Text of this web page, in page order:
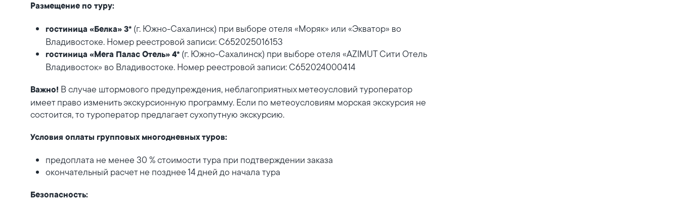
Размещение по туру:
гостиница «Белка» 3* (г. Южно-Сахалинск) при выборе отеля «Моряк» или «Экватор» во
Владивостоке. Номер реестровой записи: С652025016153
гостиница «Мега Палас Отель» 4* (г. Южно-Сахалинск) при выборе отеля «AZIMUT Сити Отель
Владивосток» во Владивостоке. Номер реестровой записи: С652024000414
Важно! В случае штормового предупреждения, неблагоприятных метеоусловий туроператор
имеет право изменить экскурсионную программу. Если по метеоусловиям морская экскурсия не
состоится, то туроператор предлагает сухопутную экскурсию.
Условия оплаты групповых многодневных туров:
предоплата не менее 30 % стоимости тура при подтверждении заказа
окончательный расчет не позднее 14 дней до начала тура
Безопасность: